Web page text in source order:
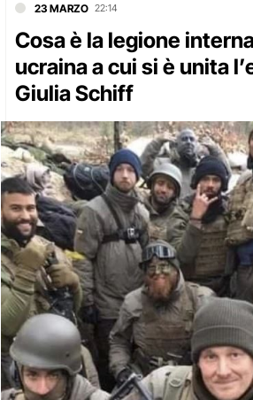
23 MARZO 22:14
Cosa è la legione
ucraina a cui si è unita
Giulia Schiff